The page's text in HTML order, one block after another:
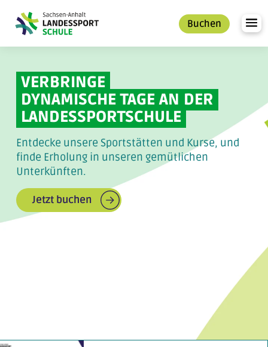
Inhalt
Buchen
VERBRINGE
DYNAMISCHE TAGE AN DER
LANDESSPORTSCHULE
Entdecke unsere Sportstätten und Kurse, und
finde Erholung in unseren gemütlichen
Unterkünften.
Jetzt buchen